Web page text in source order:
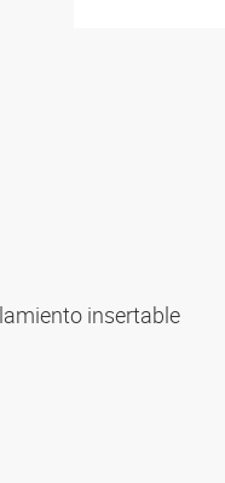
insertable